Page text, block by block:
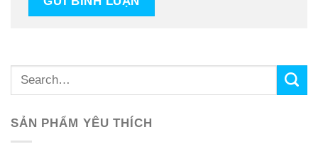
SẢN PHẨM YÊU THÍCH